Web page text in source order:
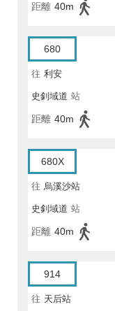
距離 40m
680
往 利安
史釗域道 站
距離 40m
680X
往 烏溪沙站
史釗域道 站
距離 40m
914
往 天后站